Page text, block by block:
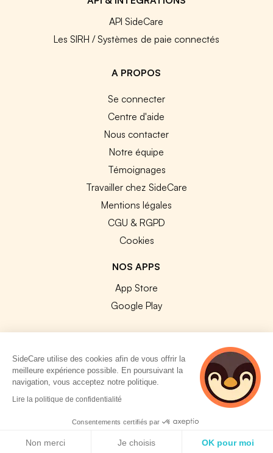
API SideCare
Les SIRH / Systèmes de paie connectés
A PROPOS
Se connecter
Centre d'aide
Nous contacter
Notre équipe
Témoignages
Travailler chez SideCare
Mentions légales
CGU & RGPD
Cookies
NOS APPS
App Store
Google Play
© 2026 SideCare. Tous droits réservés.
SideCare utilise des cookies afin de vous offrir la
meilleure expérience possible. En poursuivant la
navigation, vous acceptez notre politique.
Lire la politique de confidentialité
Consentements certifiés par
Non merci Je choisis OK pour moi
3 personnes
consultent
actuellement cette